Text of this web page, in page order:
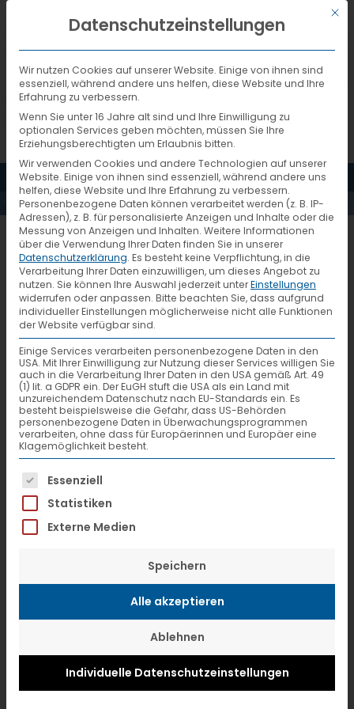
DEUTSCH
MENÜ
PRESSESPIEGEL
9. September 2015
VTL nimmt neue
Halle in Betrieb
Fuldaer Zeitung
Mit
Datenschutzeinstellungen
Wir nutzen Cookies auf unserer Website. Einige von ihnen sind
essenziell, während andere uns helfen, diese Website und Ihre
Erfahrung zu verbessern.
Wenn Sie unter 16 Jahre alt sind und Ihre Einwilligung zu
optionalen Services geben möchten, müssen Sie Ihre
Erziehungsberechtigten um Erlaubnis bitten.
Wir verwenden Cookies und andere Technologien auf unserer
Website. Einige von ihnen sind essenziell, während andere uns
helfen, diese Website und Ihre Erfahrung zu verbessern.
Personenbezogene Daten können verarbeitet werden (z. B. IP-
Adressen), z. B. für personalisierte Anzeigen und Inhalte oder die
Messung von Anzeigen und Inhalten. Weitere Informationen
über die Verwendung Ihrer Daten finden Sie in unserer
Datenschutzerklärung. Es besteht keine Verpflichtung, in die
Verarbeitung Ihrer Daten einzuwilligen, um dieses Angebot zu
nutzen. Sie können Ihre Auswahl jederzeit unterEinstellungen
widerrufen oder anpassen. Bitte beachten Sie, dass aufgrund
individueller Einstellungen möglicherweise nicht alle Funktionen
der Website verfügbar sind.
Einige Services verarbeiten personenbezogene Daten in den
USA. Mit Ihrer Einwilligung zur Nutzung dieser Services willigen Sie
auch in die Verarbeitung Ihrer Daten in den USA gemäß Art. 49
(1) lit. a GDPR ein. Der EuGH stuft die USA als ein Land mit
unzureichendem Datenschutz nach EU-Standards ein. Es
besteht beispielsweise die Gefahr, dass US-Behörden
personenbezogene Daten in Überwachungsprogrammen
verarbeiten, ohne dass für Europäerinnen und Europäer eine
Klagemöglichkeit besteht.
Es folgt eine Liste der Service-Gruppen,
Essenziell
Statistiken
Externe Medien
Speichern
Alle akzeptieren
Ablehnen
Individuelle Datenschutzeinstellungen